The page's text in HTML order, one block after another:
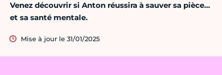
Venez découvrir si Anton réussira à sauver sa pièce…
et sa santé mentale.
Mise à jour le 31/01/2025